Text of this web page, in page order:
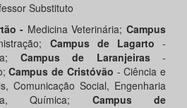
Substituto
- Medicina Veterinária;Campus
Campus de Lagarto-
Campus de Laranjeiras-
Campus de Cristóvão - Ciência e
Comunicação Social, Engenharia
Química; Campus de